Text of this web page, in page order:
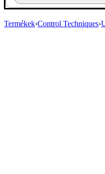
Termékek›Control Techniques›